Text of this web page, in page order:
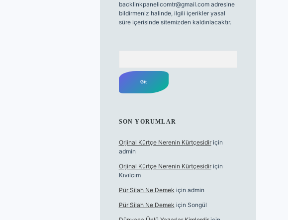
backlinkpanelicomtr@gmail.comadresine
bildirmeniz halinde, ilgili içerikler yasal
süre içerisinde sitemizden kaldırılacaktır.
SON YORUMLAR
Orjinal Kürtçe Nerenin Kürtçesidiriçin
admin
Orjinal Kürtçe Nerenin Kürtçesidiriçin
Kıvılcım
Pür Silah Ne Demek için admin
Pür Silah Ne Demek için Songül